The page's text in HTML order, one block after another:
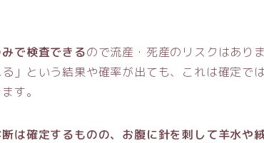
で検査できるので流産・死産のリスクはありま
」という結果や確率が出ても、これは確定では
す。
は確定するものの、お腹に針を刺して羊水や